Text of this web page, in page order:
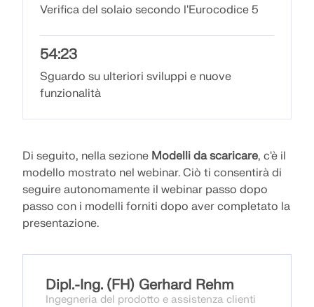
API Documentation
Introduzione
Applicazioni
Esempi
FEM per collegamenti in acciaio
completamente integrato in RFEM 6 per flussi di
lavoro strutturali più veloci e precisi.
Verifica del solaio secondo l'Eurocodice 5
54:23
Sguardo su ulteriori sviluppi e nuove
funzionalità
Di seguito, nella sezione Modelli da scaricare, c'è il
modello mostrato nel webinar. Ciò ti consentirà di
seguire autonomamente il webinar passo dopo
passo con i modelli forniti dopo aver completato la
presentazione.
Dipl.-Ing. (FH) Gerhard Rehm
Ingegneria del prodotto e assistenza clienti